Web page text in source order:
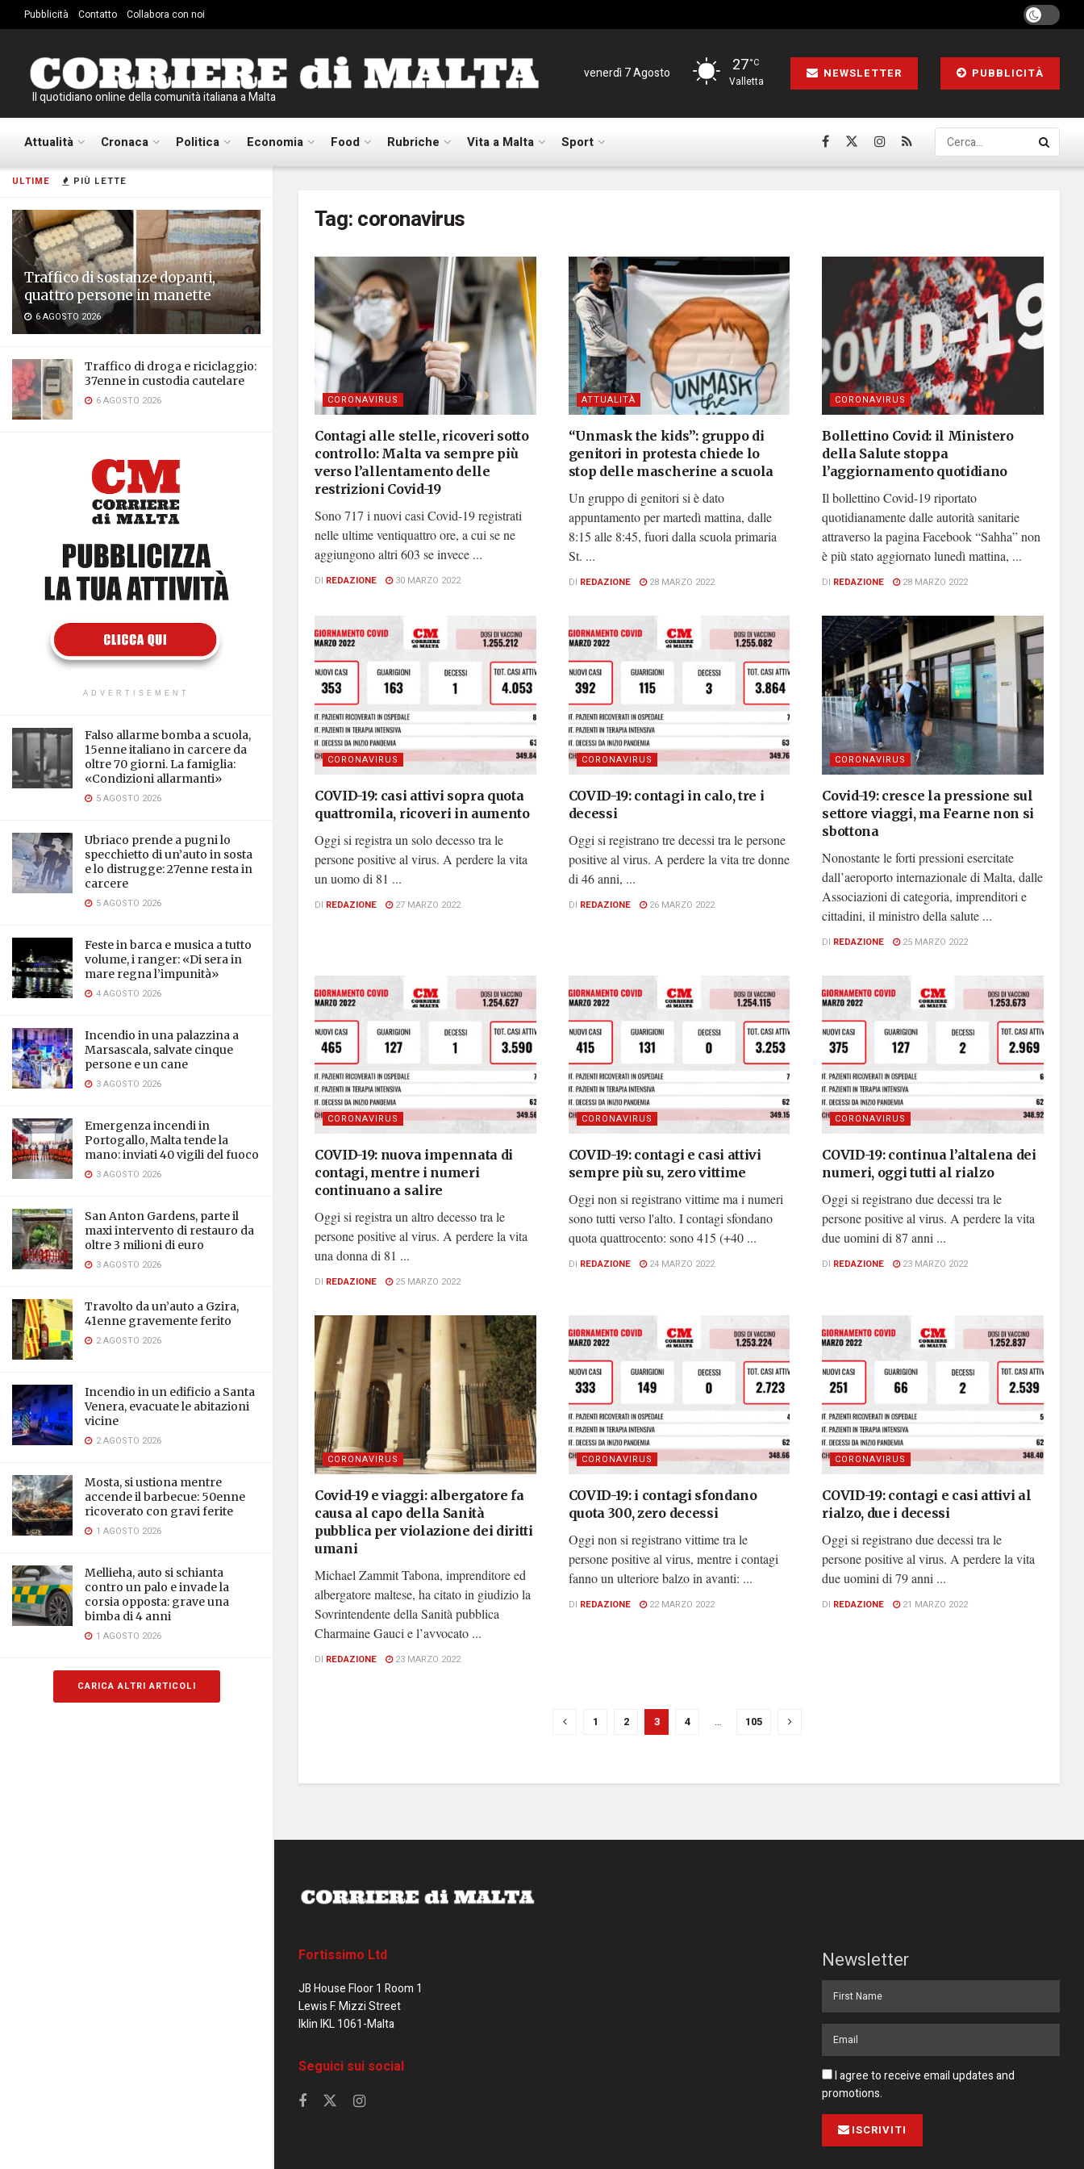
ULTIME PIÙ LETTE
Traffico di sostanze dopanti,
quattro persone in manette
6 AGOSTO 2026
Traffico di droga e riciclaggio:
37enne in custodia cautelare
6 AGOSTO 2026
ADVERTISEMENT
Falso allarme bomba a scuola,
15enne italiano in carcere da
oltre 70 giorni. La famiglia:
«Condizioni allarmanti»
5 AGOSTO 2026
Ubriaco prende a pugni lo
specchietto di un’auto in sosta
e lo distrugge: 27enne resta in
carcere
5 AGOSTO 2026
Feste in barca e musica a tutto
volume, i ranger: «Di sera in
mare regna l’impunità»
4 AGOSTO 2026
Incendio in una palazzina a
Marsascala, salvate cinque
persone e un cane
3 AGOSTO 2026
Emergenza incendi in
Portogallo, Malta tende la
mano: inviati 40 vigili del fuoco
3 AGOSTO 2026
San Anton Gardens, parte il
maxi intervento di restauro da
oltre 3 milioni di euro
3 AGOSTO 2026
Travolto da un’auto a Gzira,
41enne gravemente ferito
2 AGOSTO 2026
Incendio in un edificio a Santa
Venera, evacuate le abitazioni
vicine
2 AGOSTO 2026
Mosta, si ustiona mentre
accende il barbecue: 50enne
ricoverato con gravi ferite
1 AGOSTO 2026
Mellieha, auto si schianta
contro un palo e invade la
corsia opposta: grave una
bimba di 4 anni
1 AGOSTO 2026
CARICA ALTRI ARTICOLI
Pubblicità Contatto Collabora con noi
Il quotidiano online della comunità italiana a Malta
venerdì 7 Agosto 27°C
Valletta
NEWSLETTER PUBBLICITÀ
Attualità Cronaca Politica Economia Food Rubriche Vita a Malta Sport
Tag:coronavirus
CORONAVIRUS
Contagi alle stelle, ricoveri sotto
controllo: Malta va sempre più
verso l’allentamento delle
restrizioni Covid-19
Sono 717 i nuovi casi Covid-19 registrati
nelle ultime ventiquattro ore, a cui se ne
aggiungono altri 603 se invece ...
DI REDAZIONE 30 MARZO 2022
ATTUALITÀ
“Unmask the kids”: gruppo di
genitori in protesta chiede lo
stop delle mascherine a scuola
Un gruppo di genitori si è dato
appuntamento per martedì mattina, dalle
8:15 alle 8:45, fuori dalla scuola primaria
St. ...
DI REDAZIONE 28 MARZO 2022
CORONAVIRUS
Bollettino Covid: il Ministero
della Salute stoppa
l’aggiornamento quotidiano
Il bollettino Covid-19 riportato
quotidianamente dalle autorità sanitarie
attraverso la pagina Facebook “Sahha” non
è più stato aggiornato lunedì mattina, ...
DI REDAZIONE 28 MARZO 2022
CORONAVIRUS
COVID-19: casi attivi sopra quota
quattromila, ricoveri in aumento
Oggi si registra un solo decesso tra le
persone positive al virus. A perdere la vita
un uomo di 81 ...
DI REDAZIONE 27 MARZO 2022
CORONAVIRUS
COVID-19: contagi in calo, tre i
decessi
Oggi si registrano tre decessi tra le persone
positive al virus. A perdere la vita tre donne
di 46 anni, ...
DI REDAZIONE 26 MARZO 2022
CORONAVIRUS
Covid-19: cresce la pressione sul
settore viaggi, ma Fearne non si
sbottona
Nonostante le forti pressioni esercitate
dall’aeroporto internazionale di Malta, dalle
Associazioni di categoria, imprenditori e
cittadini, il ministro della salute ...
DI REDAZIONE 25 MARZO 2022
CORONAVIRUS
COVID-19: nuova impennata di
contagi, mentre i numeri
continuano a salire
Oggi si registra un altro decesso tra le
persone positive al virus. A perdere la vita
una donna di 81 ...
DI REDAZIONE 25 MARZO 2022
CORONAVIRUS
COVID-19: contagi e casi attivi
sempre più su, zero vittime
Oggi non si registrano vittime ma i numeri
sono tutti verso l'alto. I contagi sfondano
quota quattrocento: sono 415 (+40 ...
DI REDAZIONE 24 MARZO 2022
CORONAVIRUS
COVID-19: continua l’altalena dei
numeri, oggi tutti al rialzo
Oggi si registrano due decessi tra le
persone positive al virus. A perdere la vita
due uomini di 87 anni ...
DI REDAZIONE 23 MARZO 2022
CORONAVIRUS
Covid-19 e viaggi: albergatore fa
causa al capo della Sanità
pubblica per violazione dei diritti
umani
Michael Zammit Tabona, imprenditore ed
albergatore maltese, ha citato in giudizio la
Sovrintendente della Sanità pubblica
Charmaine Gauci e l’avvocato ...
DI REDAZIONE 23 MARZO 2022
CORONAVIRUS
COVID-19: i contagi sfondano
quota 300, zero decessi
Oggi non si registrano vittime tra le
persone positive al virus, mentre i contagi
fanno un ulteriore balzo in avanti: ...
DI REDAZIONE 22 MARZO 2022
CORONAVIRUS
COVID-19: contagi e casi attivi al
rialzo, due i decessi
Oggi si registrano due decessi tra le
persone positive al virus. A perdere la vita
due uomini di 79 anni ...
DI REDAZIONE 21 MARZO 2022
1 2 3 4 … 105
Fortissimo Ltd
JB House Floor 1 Room 1
Lewis F. Mizzi Street
Iklin IKL 1061-Malta
Seguici sui social
Newsletter
I agree to receive email updates and
promotions.
ISCRIVITI